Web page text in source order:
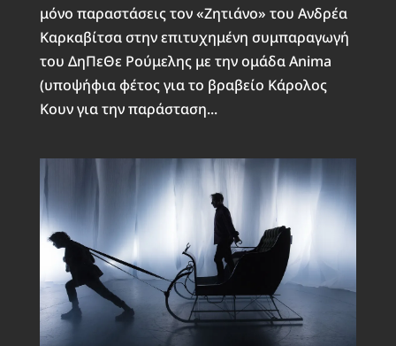
μόνο παραστάσεις τον «Ζητιάνο» του Ανδρέα
Καρκαβίτσα στην επιτυχημένη συμπαραγωγή
του ΔηΠεΘε Ρούμελης με την ομάδα Anima
(υποψήφια φέτος για το βραβείο Κάρολος
Κουν για την παράσταση...